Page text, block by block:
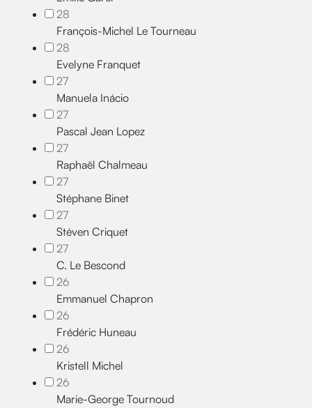
28
François-Michel Le Tourneau
28
Evelyne Franquet
27
Manuela Inácio
27
Pascal Jean Lopez
27
Raphaël Chalmeau
27
Stéphane Binet
27
Stéven Criquet
27
C. Le Bescond
26
Emmanuel Chapron
26
Frédéric Huneau
26
Kristell Michel
26
Marie-George Tournoud